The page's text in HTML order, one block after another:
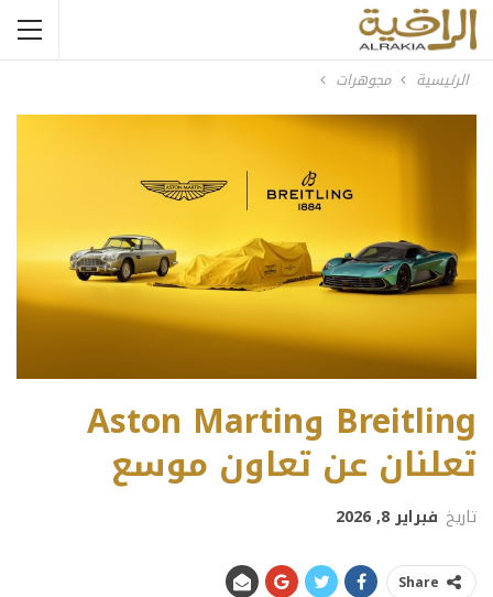
الرئيسية مجوهرات
Breitling وAston Martin
تعلنان عن تعاون موسع
تاريخ فبراير 8, 2026
Share